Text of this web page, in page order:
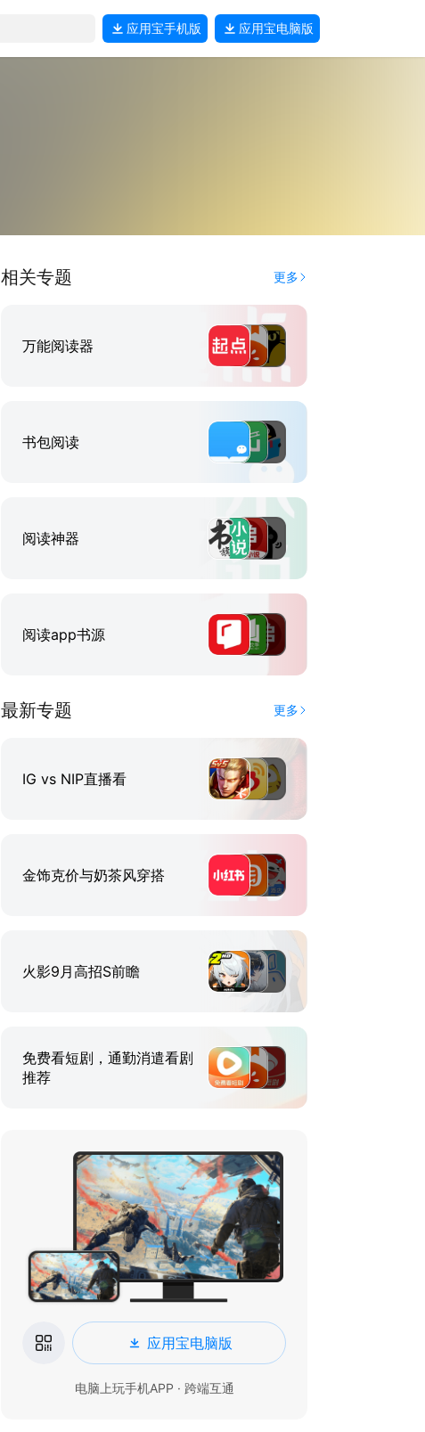
应用宝手机版 应用宝电脑版
相关专题 更多
万能阅读器
书包阅读
阅读神器
阅读app书源
最新专题 更多
IG vs NIP直播看
金饰克价与奶茶风穿搭
火影9月高招S前瞻
免费看短剧，通勤消遣看剧
推荐
应用宝电脑版
电脑上玩手机APP · 跨端互通